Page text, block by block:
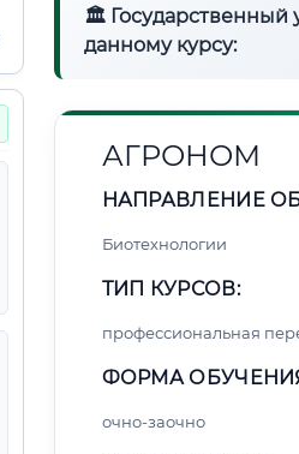
🏛 Государственный
данному курсу:
АГРОНОМ
НАПРАВЛЕНИЕ
Биотехнологии
ТИП КУРСОВ:
профессиональная
ФОРМА
очно-заочно